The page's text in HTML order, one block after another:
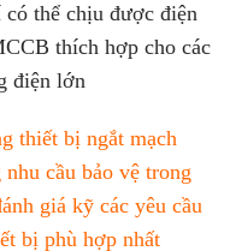
thể chịu được điện
thích hợp cho các
điện lớn
thiết bị ngắt mạch
cầu bảo vệ trong
giá kỹ các yêu cầu
bị phù hợp nhất